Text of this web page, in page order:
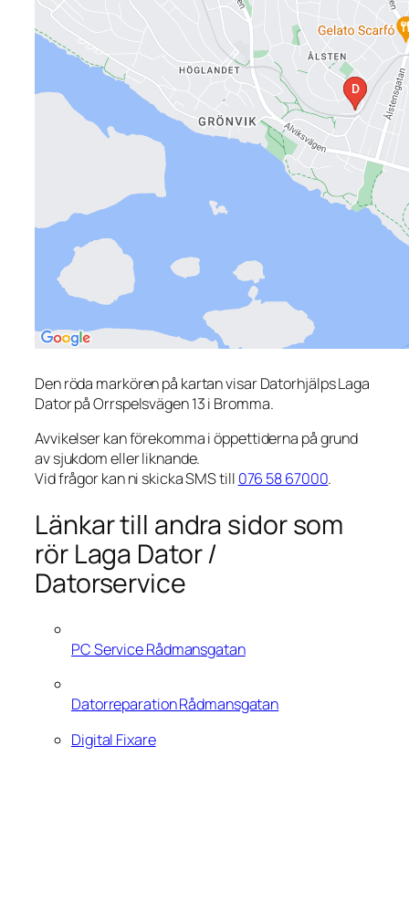
Den röda markören på kartan visar Datorhjälps Laga
Dator på Orrspelsvägen 13 i Bromma.
Avvikelser kan förekomma i öppettiderna på grund
av sjukdom eller liknande.
Vid frågor kan ni skicka SMS till 076 58 67000.
Länkar till andra sidor som
rör Laga Dator /
Datorservice
PC Service Rådmansgatan
Datorreparation Rådmansgatan
Digital Fixare